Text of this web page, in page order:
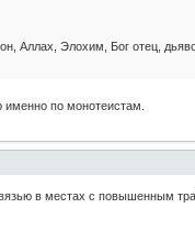
Аллах, Элохим, Бог отец,
именно по монотеистам.
в местах с повышенным